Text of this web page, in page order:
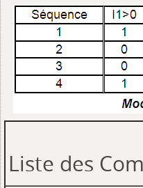
Liste des